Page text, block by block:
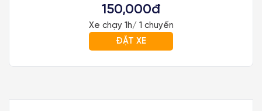
150,000đ
Xe chạy 1h/ 1 chuyến
ĐẶT XE